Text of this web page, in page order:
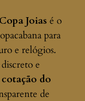
Copa Joias é o
para
e relógios.
e
do
de